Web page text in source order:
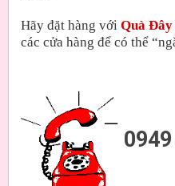
Hãy đặt hàng với Quà Đây
các cửa hàng để có thể